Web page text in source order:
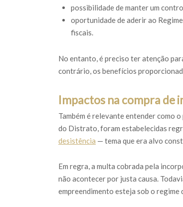
possibilidade de manter um
oportunidade de aderir ao
fiscais.
No entanto, é preciso ter atenção
contrário, os benefícios
Impactos na compra de
Também é relevante entender como
do Distrato, foram estabelecidas
desistência — tema que era alvo
Em regra, a multa cobrada pela
não acontecer por justa causa.
empreendimento esteja sob o regime